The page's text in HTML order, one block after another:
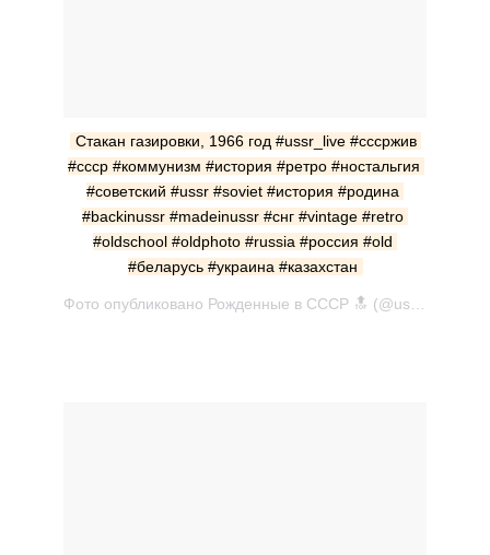
Стакан газировки, 1966 год #ussr_live #сссржив
#ссср #коммунизм #история #ретро #ностальгия
#советский #ussr #soviet #история #родина
#backinussr #madeinussr #снг #vintage #retro
#oldschool #oldphoto #russia #россия #old
#беларусь #украина #казахстан